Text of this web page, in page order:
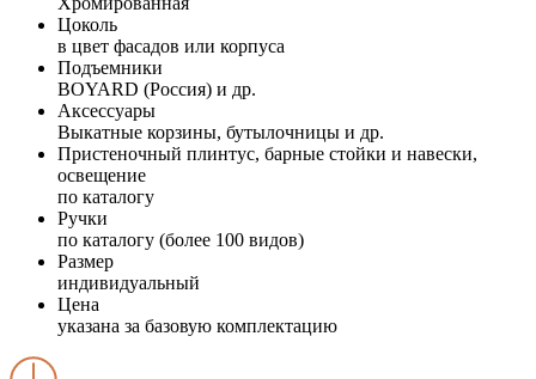
Цоколь
в цвет фасадов или корпуса
Подъемники
BOYARD (Россия) и др.
Аксессуары
Выкатные корзины, бутылочницы и др.
Пристеночный плинтус, барные стойки и навески,
освещение
по каталогу
Ручки
по каталогу (более 100 видов)
Размер
индивидуальный
Цена
указана за базовую комплектацию